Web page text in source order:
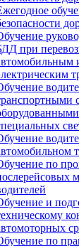
при
по
и
по